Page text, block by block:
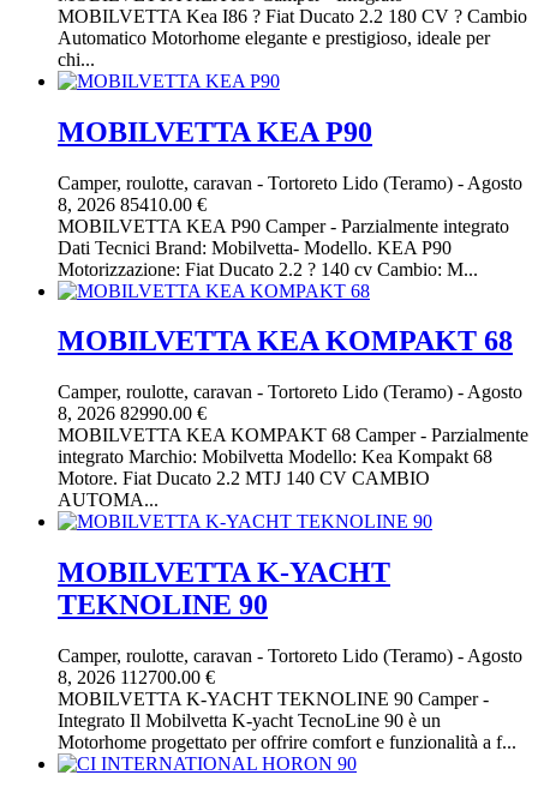
MOBILVETTA Kea I86 ? Fiat Ducato 2.2 180 CV ? Cambio
Automatico Motorhome elegante e prestigioso, ideale per
chi...
MOBILVETTA KEA P90
Camper, roulotte, caravan - Tortoreto Lido (Teramo) - Agosto
8, 2026 85410.00 €
MOBILVETTA KEA P90 Camper - Parzialmente integrato
Dati Tecnici Brand: Mobilvetta- Modello. KEA P90
Motorizzazione: Fiat Ducato 2.2 ? 140 cv Cambio: M...
MOBILVETTA KEA KOMPAKT 68
Camper, roulotte, caravan - Tortoreto Lido (Teramo) - Agosto
8, 2026 82990.00 €
MOBILVETTA KEA KOMPAKT 68 Camper - Parzialmente
integrato Marchio: Mobilvetta Modello: Kea Kompakt 68
Motore. Fiat Ducato 2.2 MTJ 140 CV CAMBIO
AUTOMA...
MOBILVETTA K-YACHT
TEKNOLINE 90
Camper, roulotte, caravan - Tortoreto Lido (Teramo) - Agosto
8, 2026 112700.00 €
MOBILVETTA K-YACHT TEKNOLINE 90 Camper -
Integrato Il Mobilvetta K-yacht TecnoLine 90 è un
Motorhome progettato per offrire comfort e funzionalità a f...